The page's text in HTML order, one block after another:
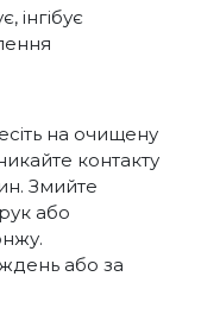
інгібує
на очищену
контакту
Змийте
або
або за